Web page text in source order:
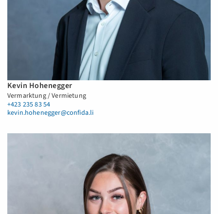
Kevin Hohenegger
Vermarktung / Vermietung
+423 235 83 54
kevin.hohenegger@confida.li